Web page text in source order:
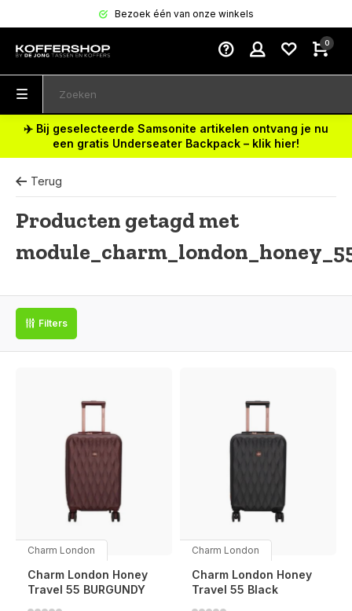
Bezoek één van onze winkels
0
✈️ Bij geselecteerde Samsonite artikelen ontvang je nu
een gratis Underseater Backpack – klik hier!
Terug
Producten getagd met
Filters
Charm London
Charm London Honey
Travel 55 BURGUNDY
Charm London
Charm London Honey
Travel 55 Black